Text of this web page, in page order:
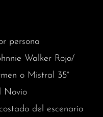
persona
Walker Rojo/
o Mistral 35°
Novio
del escenario